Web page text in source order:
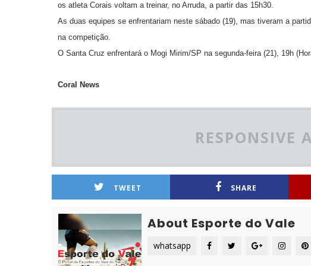
os atleta Corais voltam a treinar, no Arruda, a partir das 15h30.
As duas equipes se enfrentariam neste sábado (19), mas tiveram a
na competição.
O Santa Cruz enfrentará o Mogi Mirim/SP na segunda-feira (21), 19h
Coral News
RESPONSIVE
TWEET SHARE
About Esporte do Vale
whatsapp